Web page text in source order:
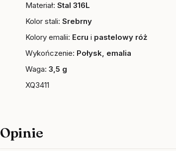
Materiał:Stal 316L
Kolor stali: Srebrny
Kolory emalii: Ecru i pastelowy róż
Wykończenie: Połysk, emalia
Waga: 3,5 g
XQ3411
Opinie